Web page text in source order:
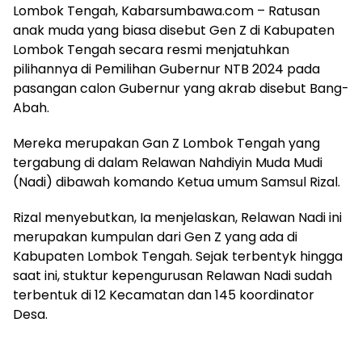
Lombok Tengah, Kabarsumbawa.com – Ratusan
anak muda yang biasa disebut Gen Z di Kabupaten
Lombok Tengah secara resmi menjatuhkan
pilihannya di Pemilihan Gubernur NTB 2024 pada
pasangan calon Gubernur yang akrab disebut Bang-
Abah.
Mereka merupakan Gan Z Lombok Tengah yang
tergabung di dalam Relawan Nahdiyin Muda Mudi
(Nadi) dibawah komando Ketua umum Samsul Rizal.
Rizal menyebutkan, Ia menjelaskan, Relawan Nadi ini
merupakan kumpulan dari Gen Z yang ada di
Kabupaten Lombok Tengah. Sejak terbentyk hingga
saat ini, stuktur kepengurusan Relawan Nadi sudah
terbentuk di 12 Kecamatan dan 145 koordinator
Desa.